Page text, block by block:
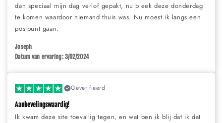
dan speciaal mijn dag verlof gepakt, nu bleek deze donderdag
te komen waardoor niemand thuis was. Nu moest ik langs een
postpunt gaan.
Joseph
Datum van ervaring: 3/02/2024
Geverifieerd
Aanbevelingswaardig!
Ik kwam deze site toevallig tegen, en wat ben ik blij dat ik dat